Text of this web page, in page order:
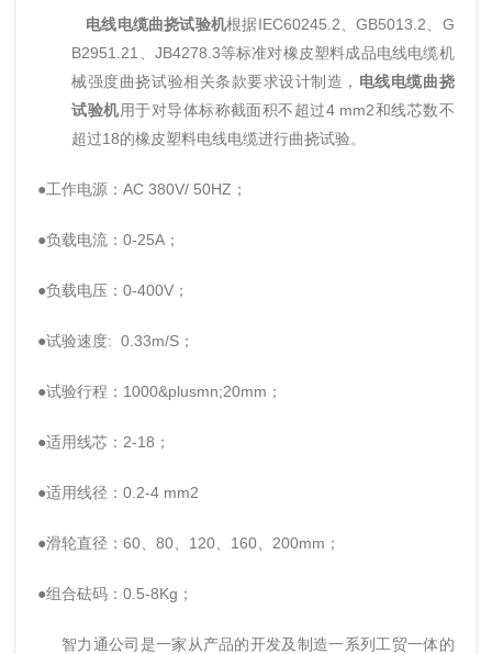
电线电缆曲挠试验机根据IEC60245.2、GB5013.2、G
B2951.21、JB4278.3等标准对橡皮塑料成品电线电缆机
械强度曲挠试验相关条款要求设计制造， 电线电缆曲挠
试验机用于对导体标称截面积不超过4 mm2和线芯数不
超过18的橡皮塑料电线电缆进行曲挠试验。
●工作电源：AC 380V/ 50HZ；
●负载电流：0-25A；
●负载电压：0-400V；
●试验速度: 0.33m/S；
●试验行程：1000&plusmn;20mm ；
●适用线芯：2-18；
●适用线径：0.2-4 mm2
●滑轮直径：60、80、120、160、200mm ；
●组合砝码：0.5-8Kg ；
智力通公司是一家从产品的开发及制造一系列工贸一体的